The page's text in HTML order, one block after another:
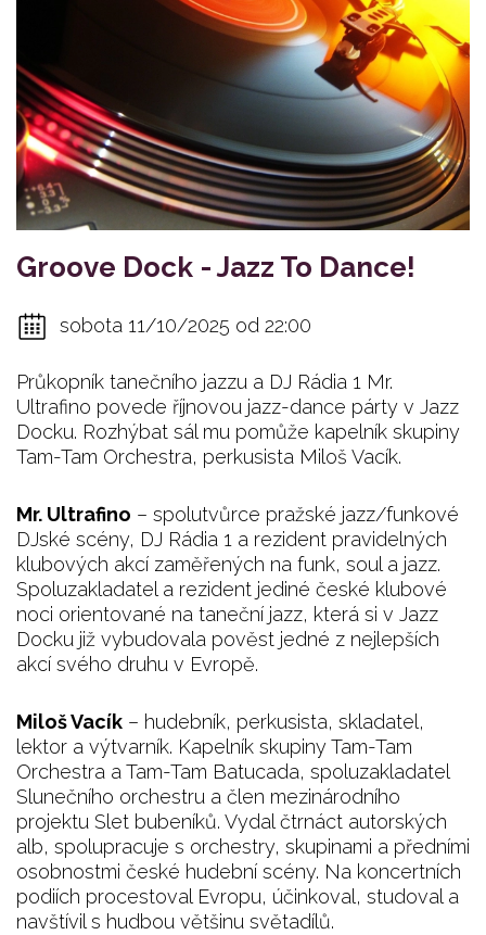
Groove Dock - Jazz To Dance!
sobota 11/10/2025 od 22:00
Průkopník tanečního jazzu a DJ Rádia 1 Mr.
Ultrafino povede říjnovou jazz-dance párty v Jazz
Docku. Rozhýbat sál mu pomůže kapelník skupiny
Tam-Tam Orchestra, perkusista Miloš Vacík.
Mr. Ultrafino – spolutvůrce pražské jazz/funkové
DJské scény, DJ Rádia 1 a rezident pravidelných
klubových akcí zaměřených na funk, soul a jazz.
Spoluzakladatel a rezident jediné české klubové
noci orientované na taneční jazz, která si v Jazz
Docku již vybudovala pověst jedné z nejlepších
akcí svého druhu v Evropě.
Miloš Vacík – hudebník, perkusista, skladatel,
lektor a výtvarník. Kapelník skupiny Tam-Tam
Orchestra a Tam-Tam Batucada, spoluzakladatel
Slunečního orchestru a člen mezinárodního
projektu Slet bubeníků. Vydal čtrnáct autorských
alb, spolupracuje s orchestry, skupinami a předními
osobnostmi české hudební scény. Na koncertních
podiích procestoval Evropu, účinkoval, studoval a
navštívil s hudbou většinu světadílů.